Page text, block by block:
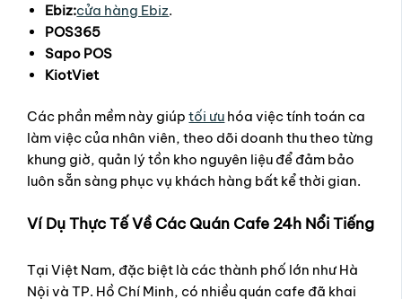
Ebiz:cửa hàng Ebiz.
POS365
Sapo POS
KiotViet
Các phần mềm này giúptối ưu hóa việc tính toán ca
làm việc của nhân viên, theo dõi doanh thu theo từng
khung giờ, quản lý tồn kho nguyên liệu để đảm bảo
luôn sẵn sàng phục vụ khách hàng bất kể thời gian.
Ví Dụ Thực Tế Về Các Quán Cafe 24h Nổi Tiếng
Tại Việt Nam, đặc biệt là các thành phố lớn như Hà
Nội và TP. Hồ Chí Minh, có nhiều quán cafe đã khai